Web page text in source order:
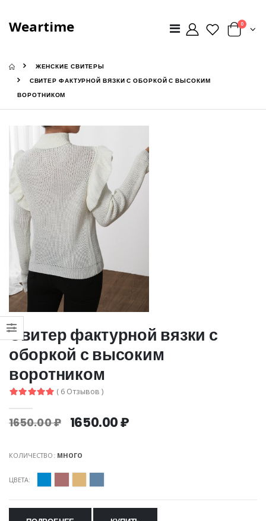
Weartime 0
ЖЕНСКИЕ СВИТЕРЫ
СВИТЕР ФАКТУРНОЙ ВЯЗКИ С ОБОРКОЙ С ВЫСОКИМ
ВОРОТНИКОМ
Свитер фактурной вязки с
оборкой с высоким
воротником
( 6 Отзывов )
1650.00 ₽ 1650.00 ₽
КОЛИЧЕСТВО: МНОГО
ЦВЕТА: